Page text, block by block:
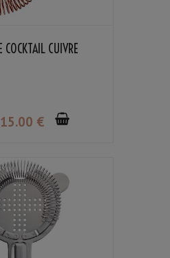
COCKTAIL CUIVRE
15.00 €